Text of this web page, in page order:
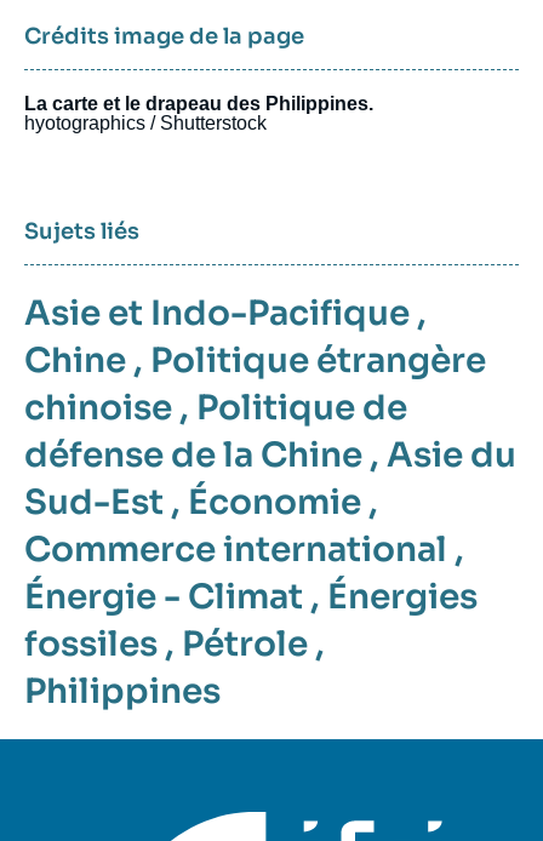
Crédits image de la page
La carte et le drapeau des Philippines.
hyotographics / Shutterstock
Sujets liés
Asie et Indo-Pacifique ,
Chine , Politique étrangère
chinoise , Politique de
défense de la Chine , Asie du
Sud-Est , Économie ,
Commerce international ,
Énergie - Climat , Énergies
fossiles , Pétrole ,
Philippines